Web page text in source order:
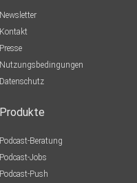
Newsletter
Kontakt
Presse
Nutzungsbedingungen
Datenschutz
Produkte
Podcast-Beratung
Podcast-Jobs
Podcast-Push